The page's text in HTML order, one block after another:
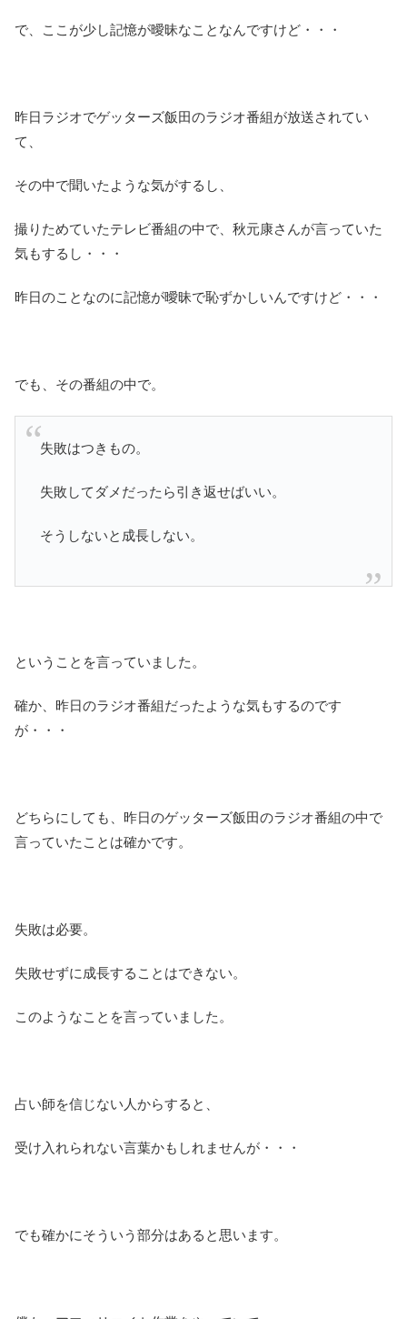
で、ここが少し記憶が曖昧なことなんですけど・・・
昨日ラジオでゲッターズ飯田のラジオ番組が放送されてい
て、
その中で聞いたような気がするし、
撮りためていたテレビ番組の中で、秋元康さんが言っていた
気もするし・・・
昨日のことなのに記憶が曖昧で恥ずかしいんですけど・・・
でも、その番組の中で。
失敗はつきもの。
失敗してダメだったら引き返せばいい。
そうしないと成長しない。
ということを言っていました。
確か、昨日のラジオ番組だったような気もするのです
が・・・
どちらにしても、昨日のゲッターズ飯田のラジオ番組の中で
言っていたことは確かです。
失敗は必要。
失敗せずに成長することはできない。
このようなことを言っていました。
占い師を信じない人からすると、
受け入れられない言葉かもしれませんが・・・
でも確かにそういう部分はあると思います。